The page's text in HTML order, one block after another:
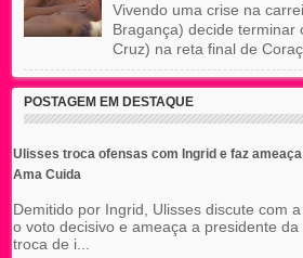
Vivendo uma crise na
Bragança) decide terminar
Cruz) na reta final de
POSTAGEM EM DESTAQUE
Ulisses troca ofensas com Ingrid e faz
Ama Cuida
Demitido por Ingrid, Ulisses discute com
o voto decisivo e ameaça a presidente da
troca de i...